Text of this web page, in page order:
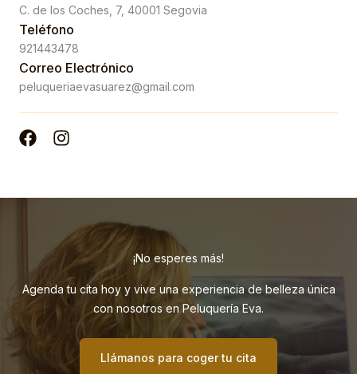
C. de los Coches, 7, 40001 Segovia
Teléfono
921443478
Correo Electrónico
peluqueriaevasuarez@gmail.com
¡No esperes más!
Agenda tu cita hoy y vive una experiencia de belleza única
con nosotros en Peluquería Eva.
Llámanos para coger tu cita